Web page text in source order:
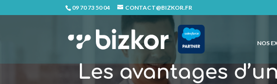
09 70 73 50 04 CONTACT@BIZKOR.FR
NOS
Les avantages